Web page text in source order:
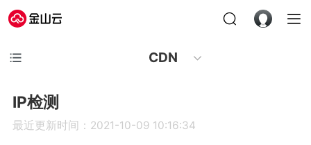
CDN
IP检测
最近更新时间：2021-10-09 10:16:34